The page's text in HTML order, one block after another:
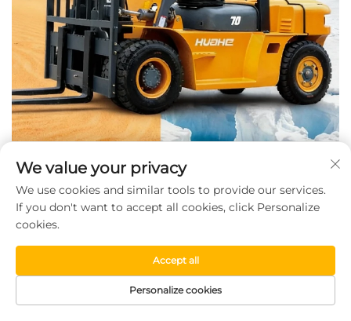
We value your privacy
We use cookies and similar tools to provide our services.
If you don't want to accept all cookies, click Personalize
cookies.
Personalize cookies
Accept all